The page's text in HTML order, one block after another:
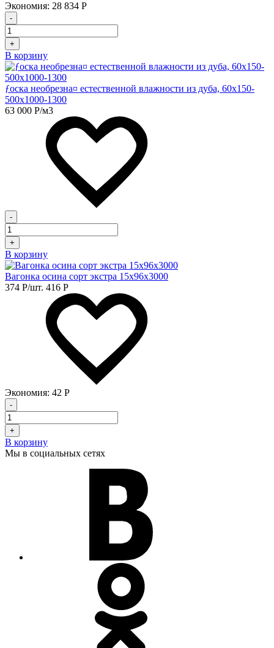
Экономия: 28 834 Р
-
+
В корзину
ƒоска необрезна¤ естественной влажности из дуба, 60х150-
500х1000-1300
63 000 Р/м3
-
+
В корзину
Вагонка осина сорт экстра 15х96х3000
374 Р/шт. 416 Р
Экономия: 42 Р
-
+
В корзину
Мы в социальных сетях